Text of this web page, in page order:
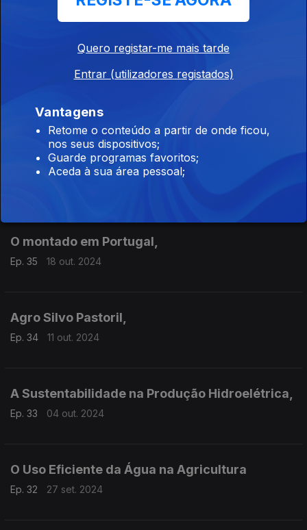
Ep. 37 01 nov. 2024
Mata Nacional do Bussaco,
O montado em Portugal,
Ep. 35 18 out. 2024
Agro Silvo Pastoril,
Ep. 34 11 out. 2024
A Sustentabilidade na Produção Hidroelétrica,
Ep. 33 04 out. 2024
O Uso Eficiente da Água na Agricultura
Ep. 32 27 set. 2024
Quero registar-me mais tarde
Entrar (utilizadores registados)
Vantagens
Retome o conteúdo a partir de onde ficou,
nos seus dispositivos;
Guarde programas favoritos;
Aceda à sua área pessoal;